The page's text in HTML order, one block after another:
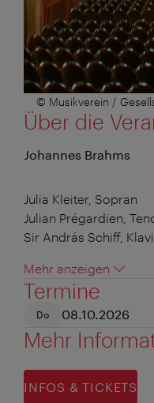
© Musikverein /
Über die
Johannes Brahms
Julia Kleiter, Sopran
Julian Prégardien,
Sir András Schiff,
Mehr anzeigen
Termine
Do 08.10.2026
Mehr
INFOS & TICKETS